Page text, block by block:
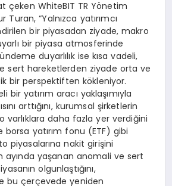
çeken WhiteBIT TR Yönetim
Turan, “Yalnızca yatırımcı
bir piyasadan ziyade, makro
bir piyasa atmosferinde
duyarlılık ise kısa vadeli,
sert hareketlerden ziyade orta ve
bir perspektiften kökleniyor.
bir yatırım aracı yaklaşımıyla
arttığını, kurumsal şirketlerin
varlıklara daha fazla yer verdiğini
borsa yatırım fonu (ETF) gibi
piyasalarına nakit girişini
ayında yaşanan anomali ve sert
olgunlaştığını,
bu çerçevede yeniden